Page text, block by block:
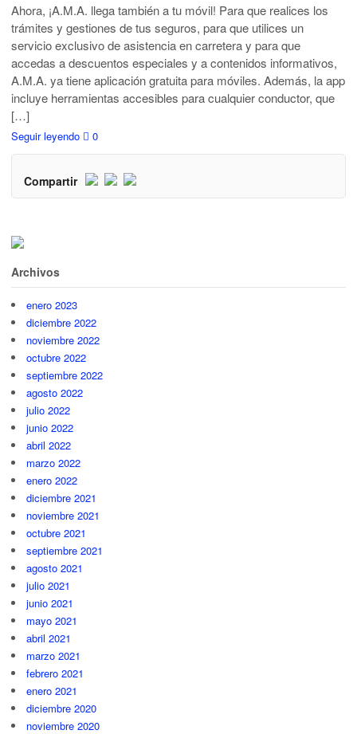
Ahora, ¡A.M.A. llega también a tu móvil! Para que realices los
trámites y gestiones de tus seguros, para que utilices un
servicio exclusivo de asistencia en carretera y para que
accedas a descuentos especiales y a contenidos informativos,
A.M.A. ya tiene aplicación gratuita para móviles. Además, la app
incluye herramientas accesibles para cualquier conductor, que
[…]
Seguir leyendo 0
Compartir
Archivos
enero 2023
diciembre 2022
noviembre 2022
octubre 2022
septiembre 2022
agosto 2022
julio 2022
junio 2022
abril 2022
marzo 2022
enero 2022
diciembre 2021
noviembre 2021
octubre 2021
septiembre 2021
agosto 2021
julio 2021
junio 2021
mayo 2021
abril 2021
marzo 2021
febrero 2021
enero 2021
diciembre 2020
noviembre 2020